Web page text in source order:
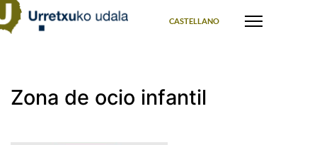
CASTELLANO
Zona de ocio infantil